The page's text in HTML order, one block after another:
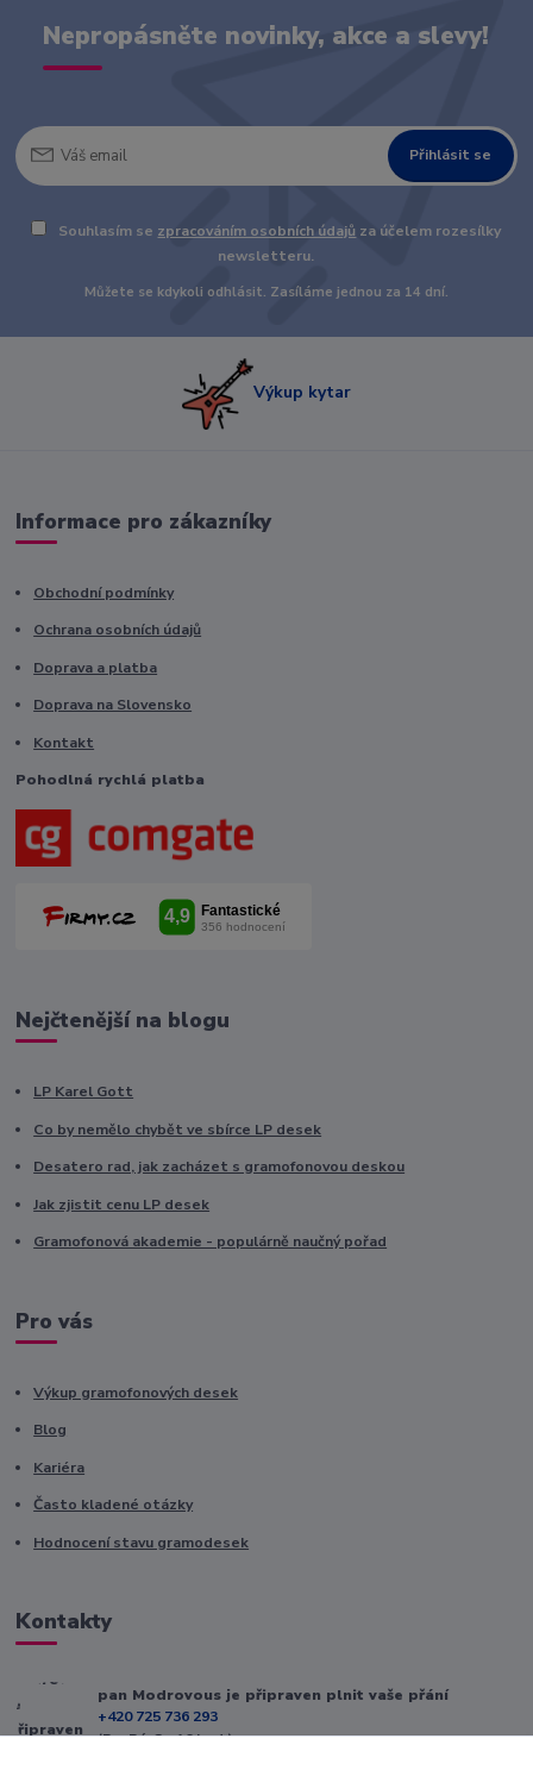
Nepropásněte novinky, akce a slevy!
Přihlásit se
Souhlasím se zpracováním osobních údajů za účelem rozesílky
newsletteru.
Můžete se kdykoli odhlásit. Zasíláme jednou za 14 dní.
Výkup kytar
Informace pro zákazníky
Obchodní podmínky
Ochrana osobních údajů
Doprava a platba
Doprava na Slovensko
Kontakt
Pohodlná rychlá platba
Nejčtenější na blogu
LP Karel Gott
Co by nemělo chybět ve sbírce LP desek
Desatero rad, jak zacházet s gramofonovou deskou
Jak zjistit cenu LP desek
Gramofonová akademie - populárně naučný pořad
Pro vás
Výkup gramofonových desek
Blog
Kariéra
Často kladené otázky
Hodnocení stavu gramodesek
Kontakty
pan Modrovous je připraven plnit vaše přání
+420 725 736 293
(Po-Pá, 8 - 16 hod.)